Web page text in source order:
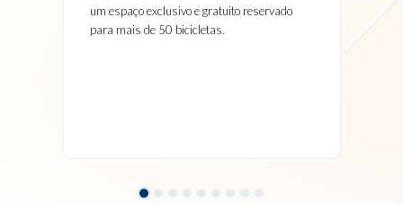
um espaço exclusivo e gratuito reservado
para mais de 50 bicicletas.